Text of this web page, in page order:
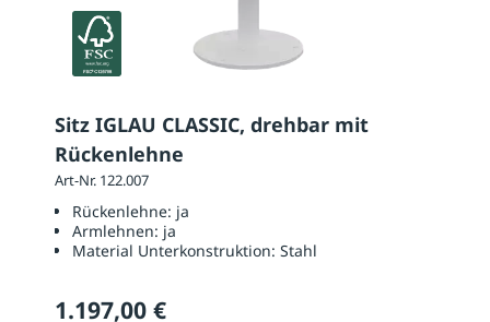
Sitz IGLAU CLASSIC, drehbar mit
Rückenlehne
Art-Nr. 122.007
Rückenlehne: ja
Armlehnen: ja
Material Unterkonstruktion: Stahl
1.197,00 €